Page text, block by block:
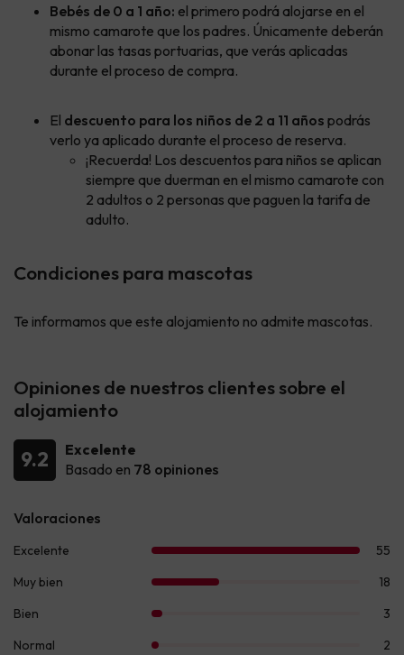
Bebés de 0 a 1 año: el primero podrá alojarse en el
mismo camarote que los padres. Únicamente deberán
abonar las tasas portuarias, que verás aplicadas
durante el proceso de compra.
El descuento para los niños de 2 a 11 años podrás
verlo ya aplicado durante el proceso de reserva.
¡Recuerda! Los descuentos para niños se aplican
siempre que duerman en el mismo camarote con
2 adultos o 2 personas que paguen la tarifa de
adulto.
Condiciones para mascotas
Te informamos que este alojamiento no admite mascotas.
Opiniones de nuestros clientes sobre el
alojamiento
9.2
Excelente
Basado en 78 opiniones